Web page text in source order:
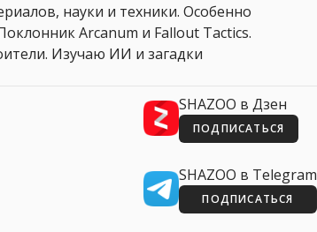
науки и техники. Особенно
Arcanum и Fallout Tactics.
Изучаю ИИ и загадки
SHAZOO в Дзен
ПОДПИСАТЬСЯ
SHAZOO в Telegram
ПОДПИСАТЬСЯ